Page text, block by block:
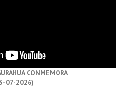
CONMEMORA
07-2026)